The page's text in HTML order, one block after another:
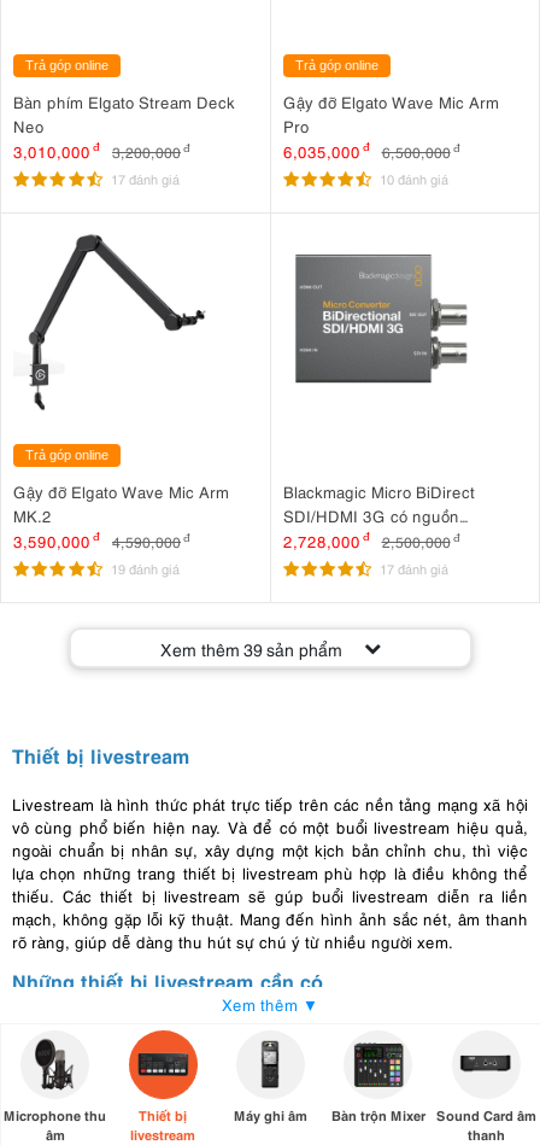
Trả góp online
Bàn phím Elgato Stream Deck
Neo
3,010,000 đ 3,200,000đ
17 đánh giá
Trả góp online
Gậy đỡ Elgato Wave Mic Arm
Pro
6,035,000 đ 6,500,000 đ
10 đánh giá
Trả góp online
Gậy đỡ Elgato Wave Mic Arm
MK.2
3,590,000 đ 4,590,000đ
19 đánh giá
Blackmagic Micro BiDirect
SDI/HDMI 3G có nguồn
(CONVBDC/SDI/HDMI03G/PS)
2,728,000 đ 2,500,000 đ
17 đánh giá
Xem thêm 39sản phẩm
Thiết bị livestream
Livestream là hình thức phát trực tiếp trên các nền tảng mạng xã hội
vô cùng phổ biến hiện nay. Và để có một buổi livestream hiệu quả,
ngoài chuẩn bị nhân sự, xây dựng một kịch bản chỉnh chu, thì việc
lựa chọn những trang thiết bị livestream phù hợp là điều không thể
thiếu. Các thiết bị livestream sẽ gúp buổi livestream diễn ra liền
mạch, không gặp lỗi kỹ thuật. Mang đến hình ảnh sắc nét, âm thanh
rõ ràng, giúp dễ dàng thu hút sự chú ý từ nhiều người xem.
Những thiết bị livestream cần có
Điều đầu tiên và quan trọng nhất là bạn cần có một thiết bị ghi hình
chất lượng. Bạn có thể sử dụng bất kỳ thiết bị nào để
livestream, ngay cả điện thoại thông minh. Tuy nhiên, để có một buổi
livestream hiệu quả cao bạn sẽ cần một chiếc máy ảnh chất lượng.
Xem thêm ▼
Microphone thu
âm
Thiết bị
livestream
Máy ghi âm Bàn trộn Mixer
Sound Card âm
thanh